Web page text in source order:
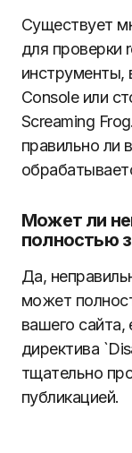
Существует
для проверки
инструменты,
Console или
Screaming
правильно ли
Может ли
полностью
Да,
может
вашего сайта,
директива
тщательно
публикацией.